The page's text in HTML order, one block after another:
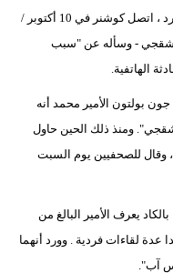
حتى أنة تواصل مع جاريد كوشنر. وبحسب ما ورد ، اتصل كوشنر في 10 أكتوبر /
خاشقجي - وسأله عن "سبب
الهاتفية.
بولتون الأمير محمد أنه
ومنذ ذلك الحين حاول
وقال للصحفيين يوم السبت
أن كوشنر ،البالغ 37 عاما ، بالكاد يعرف الأمير البالغ من
عدة لقاءات فردية . وورد أنهما
آب".